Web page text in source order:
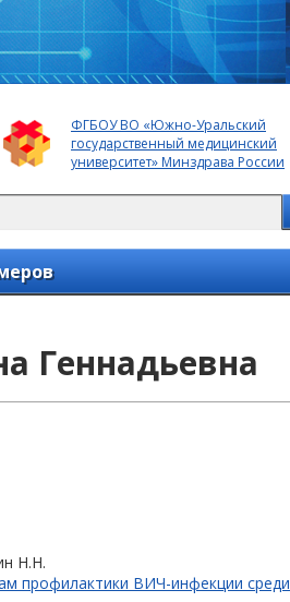
ФГБОУ ВО «Южно-Уральский
государственный медицинский
университет» Минздрава России
Геннадьевна
Н.Н.
профилактики ВИЧ-инфекции среди